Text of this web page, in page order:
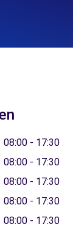
08:00 - 17:30
08:00 - 17:30
08:00 - 17:30
08:00 - 17:30
08:00 - 17:30